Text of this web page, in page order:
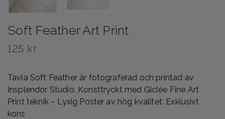
Soft Feather Art Print
125 kr
Tavla Soft Feather är fotograferad och printad av
Insplendor Studio. Konsttryckt med Giclée Fine Art
Print teknik – Lyxig Poster av hög kvalitet. Exklusivt
kons